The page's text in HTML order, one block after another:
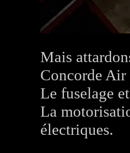
Mais
Concorde Air
Le fuselage
La
électriques.